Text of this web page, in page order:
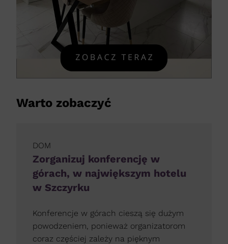
Warto zobaczyć
DOM
Zorganizuj konferencję w
górach, w największym hotelu
w Szczyrku
Konferencje w górach cieszą się dużym
powodzeniem, ponieważ organizatorom
coraz częściej zależy na pięknym